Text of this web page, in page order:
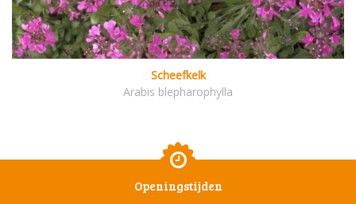
Scheefkelk
Arabis blepharophylla
Openingstijden